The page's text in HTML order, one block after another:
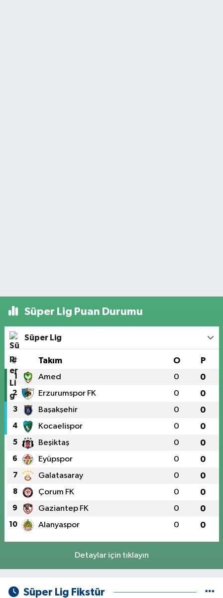
Süper Lig Puan Durumu
Süper Lig
# Takım O P
1 Amed 0 0
2 Erzurumspor FK 0 0
3 Başakşehir 0 0
4 Kocaelispor 0 0
5 Beşiktaş 0 0
6 Eyüpspor 0 0
7 Galatasaray 0 0
8 Çorum FK 0 0
9 Gaziantep FK 0 0
10 Alanyaspor 0 0
Detaylar için tıklayın
Süper Lig Fikstür